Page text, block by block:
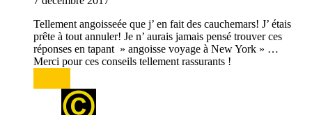
Tellement angoisseée que j’ en fait des cauchemars! J’ étais
prête à tout annuler! Je n’ aurais jamais pensé trouver ces
réponses en tapant » angoisse voyage à New York » …
Merci pour ces conseils tellement rassurants !